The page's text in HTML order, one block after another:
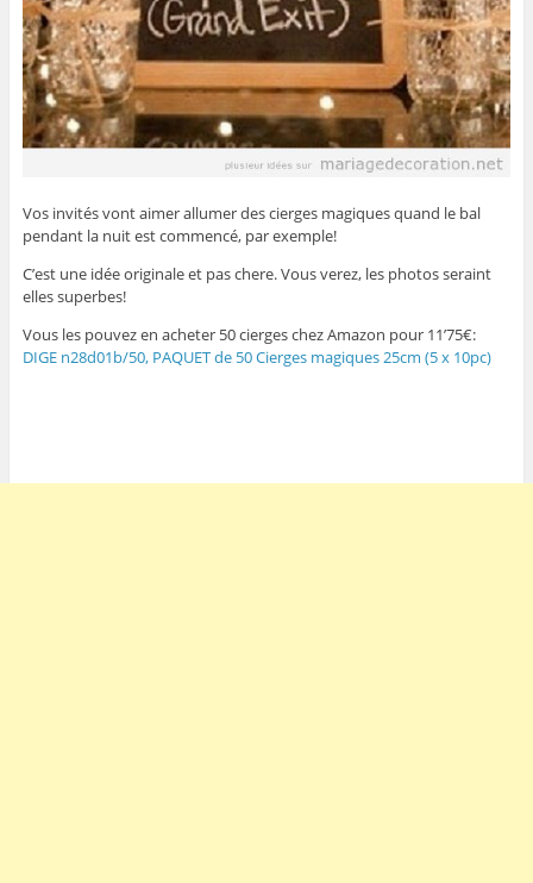
Vos invités vont aimer allumer des cierges magiques quand le bal
pendant la nuit est commencé, par exemple!
C’est une idée originale et pas chere. Vous verez, les photos seraint
elles superbes!
Vous les pouvez en acheter 50 cierges chez Amazon pour 11’75€:
DIGE n28d01b/50, PAQUET de 50 Cierges magiques 25cm (5 x 10pc)